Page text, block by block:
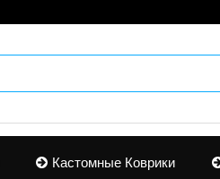
Кастомные Коврики